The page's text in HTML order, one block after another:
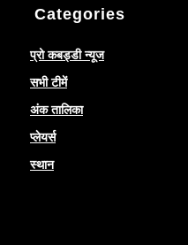
Categories
प्रो कबड्डी न्यूज
सभी टीमें
अंक तालिका
प्लेयर्स
स्थान